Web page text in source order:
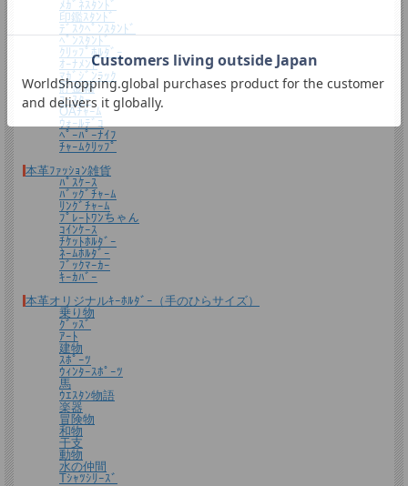
キーホルダーなど小さい品物はギフト袋にお入れして本革製のチャームをお付けし
*無料簡易ラッピング
通常のご購入でも、簡易ラッピング（透明の袋の上に金色のギフトシール付き）い
たします。
送料について
宅配便 650円から→ 商品代金6600円(税込）以上で宅配便送料無料
ﾒｶﾞﾈｽﾀﾝﾄﾞ
印鑑ｽﾀﾝﾄﾞ
ﾃﾞｽｸﾍﾟﾝｽﾀﾝﾄﾞ
ﾍﾟﾝｽﾀﾝﾄﾞ
ｸﾘｯﾌﾟﾎﾙﾀﾞｰ
ｵｰﾅﾒﾝﾄ
ﾏｶﾞｼﾞﾝﾗｯｸ
貯金箱
ｺｰｽﾀｰ
OAﾁｬｰﾑ
ｳｫｰﾙﾃﾞｺ
ﾍﾟｰﾊﾟｰﾅｲﾌ
ﾁｬｰﾑｸﾘｯﾌﾟ
本革ﾌｧｯｼｮﾝ雑貨
ﾊﾟｽｹｰｽ
ﾊﾞｯｸﾞﾁｬｰﾑ
ﾘﾝｸﾞﾁｬｰﾑ
ﾌﾟﾚｰﾄﾜﾝちゃん
ｺｲﾝｹｰｽ
ﾁｹｯﾄﾎﾙﾀﾞｰ
ﾈｰﾑﾎﾙﾀﾞｰ
ﾌﾞｯｸﾏｰｶｰ
ｷｰｶﾊﾞｰ
本革オリジナルｷｰﾎﾙﾀﾞｰ（手のひらサイズ）
乗り物
ｸﾞｯｽﾞ
ｱｰﾄ
建物
ｽﾎﾟｰﾂ
ｳｨﾝﾀｰｽﾎﾟｰﾂ
馬
ｳｴｽﾀﾝ物語
楽器
冒険物
和物
干支
動物
水の仲間
Tｼｬﾂｼﾘｰｽﾞ